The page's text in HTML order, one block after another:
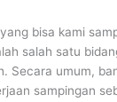
bisa kami
salah satu
Secara umum,
sampingan